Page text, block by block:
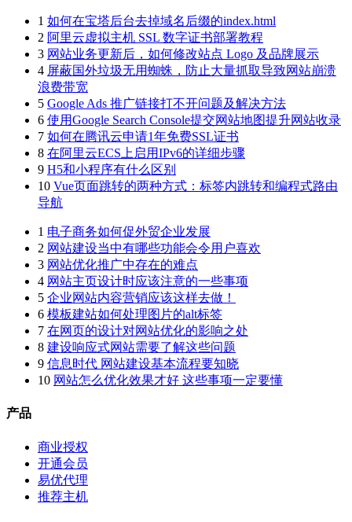
1 如何在宝塔后台去掉域名后缀的index.html
2 阿里云虚拟主机 SSL 数字证书部署教程
3 网站业务更新后，如何修改站点 Logo 及品牌展示
4 屏蔽国外垃圾无用蜘蛛，防止大量抓取导致网站崩溃
浪费带宽
5 Google Ads 推广链接打不开问题及解决方法
6 使用Google Search Console提交网站地图提升网站收录
7 如何在腾讯云申请1年免费SSL证书
8 在阿里云ECS上启用IPv6的详细步骤
9 H5和小程序有什么区别
10 Vue页面跳转的两种方式：标签内跳转和编程式路由
导航
1 电子商务如何促外贸企业发展
2 网站建设当中有哪些功能会令用户喜欢
3 网站优化推广中存在的难点
4 网站主页设计时应该注意的一些事项
5 企业网站内容营销应该这样去做！
6 模板建站如何处理图片的alt标签
7 在网页的设计对网站优化的影响之处
8 建设响应式网站需要了解这些问题
9 信息时代 网站建设基本流程要知晓
10 网站怎么优化效果才好 这些事项一定要懂
产品
商业授权
开通会员
易优代理
推荐主机